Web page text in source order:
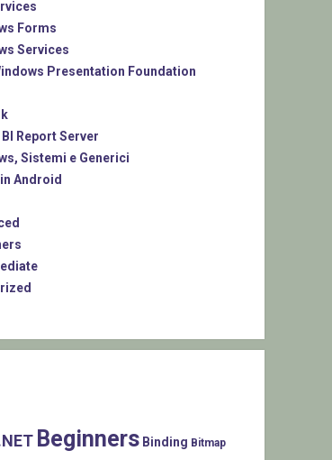
Forms
Services
Presentation Foundation
Report Server
Sistemi e Generici
Android
Beginners Binding Bitmap